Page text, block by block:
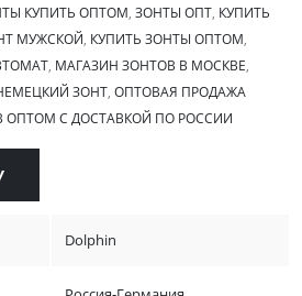
КУПИТЬ ОПТОМ, ЗОНТЫ ОПТ, КУПИТЬ
МУЖСКОЙ, КУПИТЬ ЗОНТЫ ОПТОМ,
, МАГАЗИН ЗОНТОВ В МОСКВЕ,
ЗОНТ, ОПТОВАЯ ПРОДАЖА
ОПТОМ С ДОСТАВКОЙ ПО РОССИИ
Dolphin